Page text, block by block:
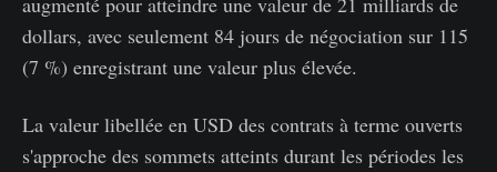
dollars, avec seulement 84 jours de négociation sur 115
(7 %) enregistrant une valeur plus élevée.
La valeur libellée en USD des contrats à terme ouverts
s'approche des sommets atteints durant les périodes les